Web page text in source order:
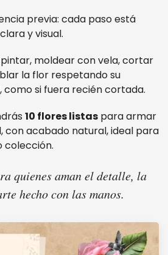
previa: cada paso está
y visual.
moldear con vela, cortar
la flor respetando su
si fuera recién cortada.
10 flores listas para armar
con acabado natural, ideal para
colección.
quienes aman el detalle, la
hecho con las manos.